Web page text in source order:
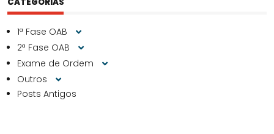
CATEGORIAS
1ª Fase OAB
2ª Fase OAB
Exame de Ordem
Outros
Posts Antigos